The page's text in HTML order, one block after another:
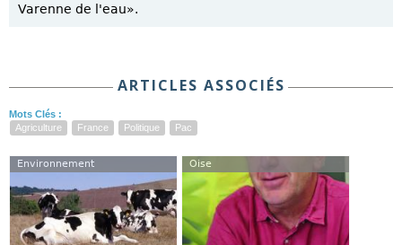
Varenne de l'eau».
ARTICLES ASSOCIÉS
Mots Clés :
Agriculture
France Politique Pac
Environnement Oise